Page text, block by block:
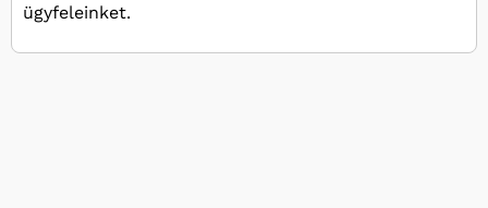
ügyfeleinket.